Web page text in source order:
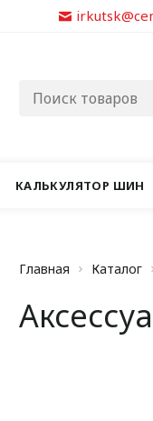
КАЛЬКУЛЯТОР ШИН
Главная Каталог